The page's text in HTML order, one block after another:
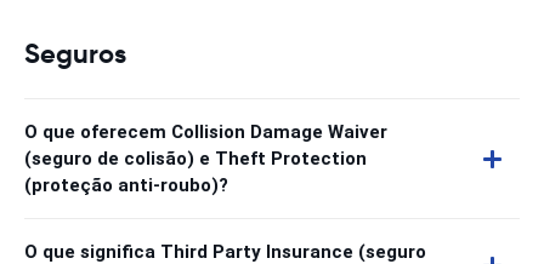
Seguros
O que oferecem Collision Damage Waiver
(seguro de colisão) e Theft Protection
(proteção anti-roubo)?
O que significa Third Party Insurance (seguro